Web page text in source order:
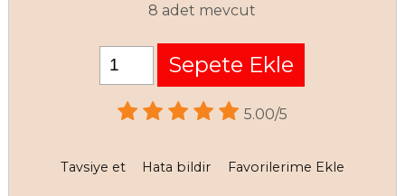
8 adet mevcut
Sepete Ekle
5.00/5
Tavsiye et Hata bildir Favorilerime Ekle